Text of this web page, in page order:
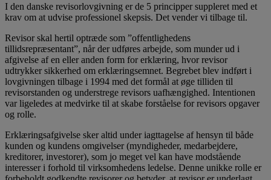
I den danske revisorlovgivning er de 5 principper suppleret med et
krav om at udvise professionel skepsis. Det vender vi tilbage til.
Revisor skal hertil optræde som ”offentlighedens
tillidsrepræsentant”, når der udføres arbejde, som munder ud i
afgivelse af en eller anden form for erklæring, hvor revisor
udtrykker sikkerhed om erklæringsemnet. Begrebet blev indført i
lovgivningen tilbage i 1994 med det formål at øge tilliden til
revisorstanden og understrege revisors uafhængighed. Intentionen
var ligeledes at medvirke til at skabe forståelse for revisors opgaver
og rolle.
Erklæringsafgivelse sker altid under iagttagelse af hensyn til både
kunden og kundens omgivelser (myndigheder, medarbejdere,
kreditorer, investorer), som jo meget vel kan have modstående
interesser i forhold til virksomhedens ledelse. Denne unikke rolle er